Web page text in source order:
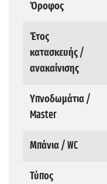
Όροφος
Έτος
κατασκευής /
ανακαίνισης
Υπνοδωμάτια /
Master
Μπάνια / WC
Τύπος